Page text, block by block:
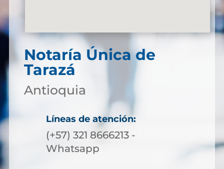
Notaría Única de
Tarazá
Antioquia
Líneas de atención:
(+57) 321 8666213 -
Whatsapp